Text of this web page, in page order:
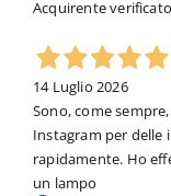
Acquirente verificato
14 Luglio 2026
Sono, come
Instagram per delle
rapidamente. Ho
un lampo